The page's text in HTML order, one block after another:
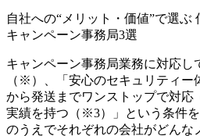
自社への“メリット・価値”で選ぶ
キャンペーン事務局3選
キャンペーン事務局業務に対応し
（※）、「安心のセキュリティ
から発送までワンストップで対
実績を持つ（※3）」という条件
のうえでそれぞれの会社がどんな